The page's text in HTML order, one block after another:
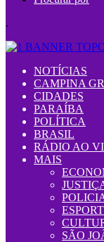
.
NOTÍCIAS
CAMPINA
CIDADES
PARAÍBA
POLÍTICA
BRASIL
RÁDIO AO
MAIS
SÃO